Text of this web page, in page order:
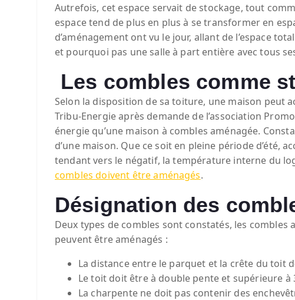
Autrefois, cet espace servait de stockage, tout
espace tend de plus en plus à se transformer en
d’aménagement ont vu le jour, allant de l’espace
et pourquoi pas une salle à part entière avec tous
Les combles comme
Selon la disposition de sa toiture, une maison peut
Tribu-Energie après demande de l’association
énergie qu’une maison à combles aménagée.
d’une maison. Que ce soit en pleine période d’été,
tendant vers le négatif, la température interne du
combles doivent être aménagés.
Désignation des
Deux types de combles sont constatés, les
peuvent être aménagés :
La distance entre le parquet et la crête du toit
Le toit doit être à double pente et supérieure à
La charpente ne doit pas contenir des